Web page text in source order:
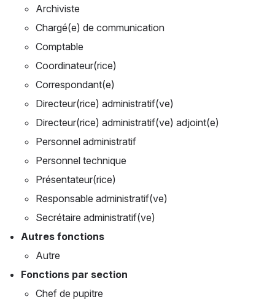
Archiviste
Chargé(e) de communication
Comptable
Coordinateur(rice)
Correspondant(e)
Directeur(rice) administratif(ve)
Directeur(rice) administratif(ve) adjoint(e)
Personnel administratif
Personnel technique
Présentateur(rice)
Responsable administratif(ve)
Secrétaire administratif(ve)
Autres fonctions
Autre
Fonctions par section
Chef de pupitre